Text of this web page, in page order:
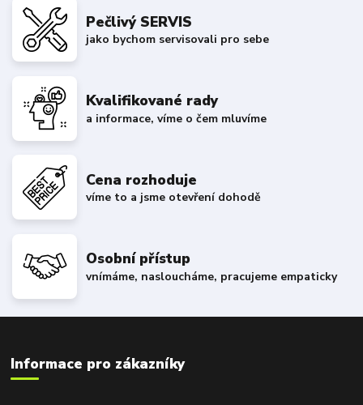
Pečlivý SERVIS
jako bychom servisovali pro sebe
Kvalifikované rady
a informace, víme o čem mluvíme
Cena rozhoduje
víme to a jsme otevření dohodě
Osobní přístup
vnímáme, nasloucháme, pracujeme empaticky
Informace pro zákazníky